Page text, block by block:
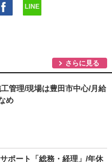
さらに見る
管理/現場は豊田市中心/月給
め
ポート「総務・経理」/年休